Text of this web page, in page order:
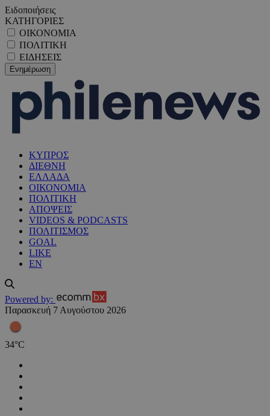
Ειδοποιήσεις
ΚΑΤΗΓΟΡΙΕΣ
ΟΙΚΟΝΟΜΙΑ
ΠΟΛΙΤΙΚΗ
ΕΙΔΗΣΕΙΣ
ΚΥΠΡΟΣ
ΔΙΕΘΝΗ
ΕΛΛΑΔΑ
ΟΙΚΟΝΟΜΙΑ
ΠΟΛΙΤΙΚΗ
ΑΠΟΨΕΙΣ
VIDEOS & PODCASTS
ΠΟΛΙΤΙΣΜΟΣ
GOAL
LIKE
EN
Powered by:
Παρασκευή 7 Αυγούστου 2026
34°C